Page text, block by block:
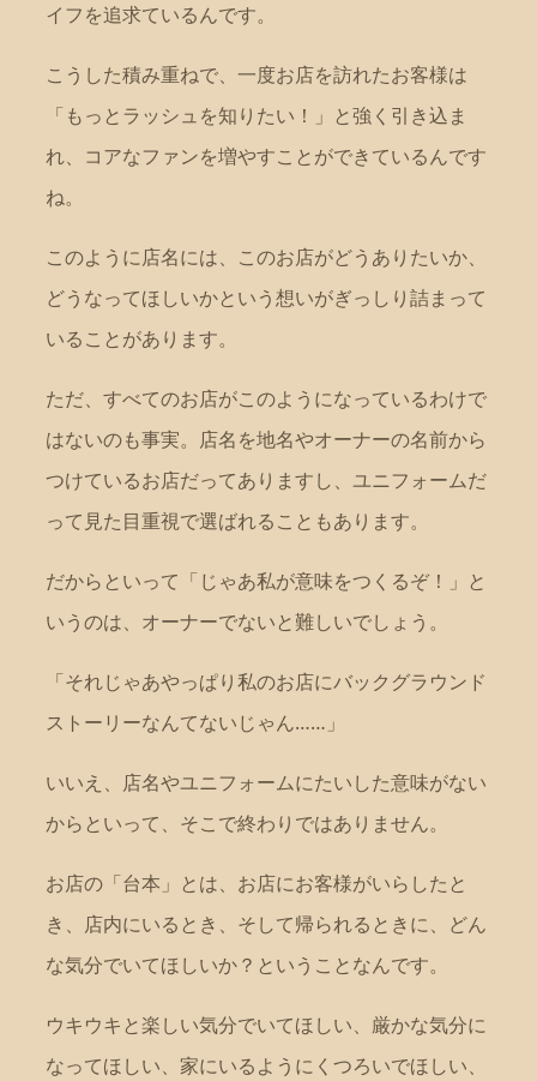
イフを追求ているんです。
こうした積み重ねで、一度お店を訪れたお客様は
「もっとラッシュを知りたい！」と強く引き込ま
れ、コアなファンを増やすことができているんです
ね。
このように店名には、このお店がどうありたいか、
どうなってほしいかという想いがぎっしり詰まって
いることがあります。
ただ、すべてのお店がこのようになっているわけで
はないのも事実。店名を地名やオーナーの名前から
つけているお店だってありますし、ユニフォームだ
って見た目重視で選ばれることもあります。
だからといって「じゃあ私が意味をつくるぞ！」と
いうのは、オーナーでないと難しいでしょう。
「それじゃあやっぱり私のお店にバックグラウンド
ストーリーなんてないじゃん……」
いいえ、店名やユニフォームにたいした意味がない
からといって、そこで終わりではありません。
お店の「台本」とは、お店にお客様がいらしたと
き、店内にいるとき、そして帰られるときに、どん
な気分でいてほしいか？ということなんです。
ウキウキと楽しい気分でいてほしい、厳かな気分に
なってほしい、家にいるようにくつろいでほしい、